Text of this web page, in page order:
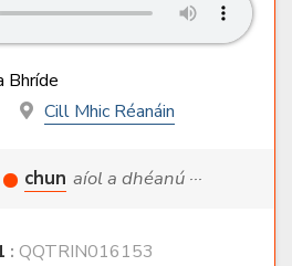
Bhríde
Cill Mhic Réanáin
chun aíol a dhéanú ···
: QQTRIN016153